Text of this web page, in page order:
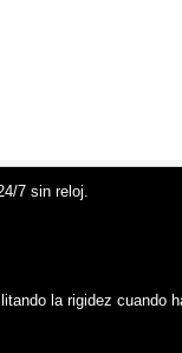
7 sin reloj.
la rigidez cuando